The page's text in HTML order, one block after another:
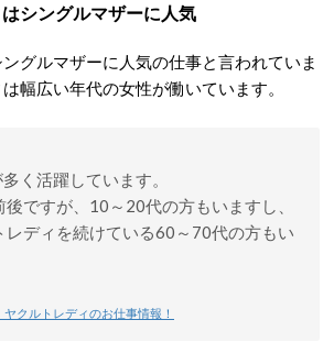
シングルマザーに人気
グルマザーに人気の仕事と言われていま
幅広い年代の女性が働いています。
く活躍しています。
ですが、10～20代の方もいますし、
ディを続けている60～70代の方もい
クルトレディのお仕事情報！